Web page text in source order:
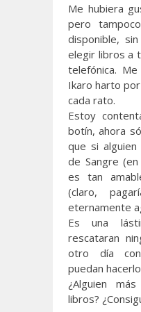
Me hubiera
pero
disponible,
elegir libros a
telefónica.
Ikaro harto
cada rato.
Estoy
botín, ahora
que si
de Sangre
es tan
(claro,
eternamente
Es una
rescataran
otro día
puedan
¿Alguien
libros?